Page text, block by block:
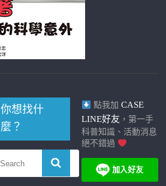
你想找什
麼？
點我加 CASE
LINE好友 ，第一手
科普知識、活動消息
絕不錯過